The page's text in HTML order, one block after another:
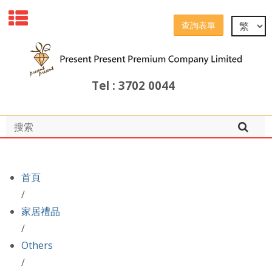
查詢表單
Tel : 3702 0044
首頁
/
家居禮品
/
Others
/